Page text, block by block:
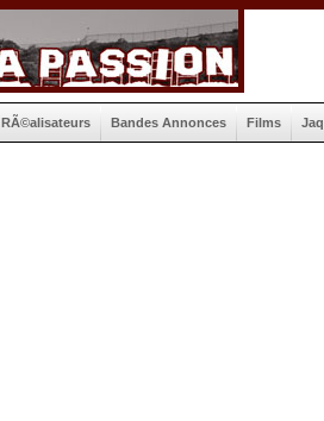
RÃ©alisateurs Bandes Annonces Films